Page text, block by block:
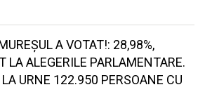
A VOTAT!: 28,98%,
LA ALEGERILE PARLAMENTARE.
URNE 122.950 PERSOANE CU